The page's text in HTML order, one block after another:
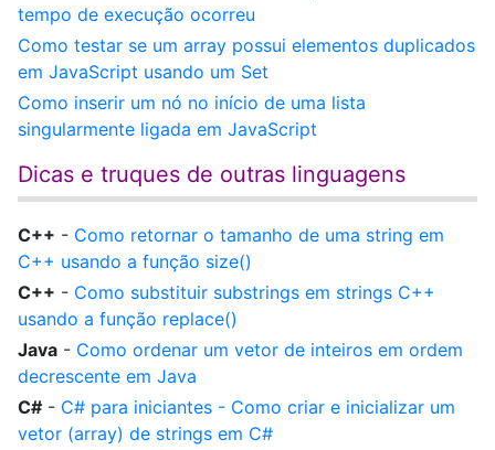
tempo de execução ocorreu
Como testar se um array possui elementos duplicados
em JavaScript usando um Set
Como inserir um nó no início de uma lista
singularmente ligada em JavaScript
Dicas e truques de outras linguagens
C++ - Como retornar o tamanho de uma string em
C++ usando a função size()
C++ - Como substituir substrings em strings C++
usando a função replace()
Java - Como ordenar um vetor de inteiros em ordem
decrescente em Java
C# - C# para iniciantes - Como criar e inicializar um
vetor (array) de strings em C#